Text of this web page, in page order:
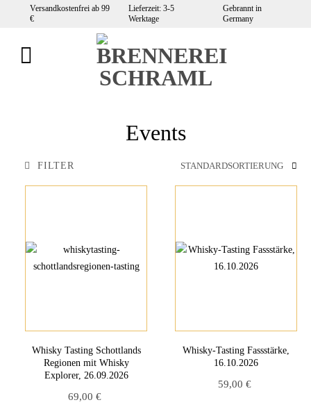
Versandkostenfrei ab 99
€
Lieferzeit: 3-5
Werktage
Gebrannt in
Germany
Events
FILTER
Whisky Tasting Schottlands
Regionen mit Whisky
Explorer, 26.09.2026
69,00€
Whisky-Tasting Fassstärke,
16.10.2026
59,00€